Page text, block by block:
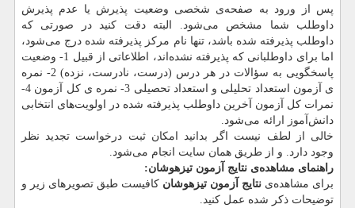
پس از ورود به صفحه‌ی شخصی وضعیت پذیرش یا عدم پذیرش
داوطلب شما مشخص می‌شود. البته دقت کنید در صورتی که
داوطلب پذیرفته شده باشد، تنها نام مرکز پذیرفته شده درج می‌شود،
اما برای داوطلبانی که پذیرفته نشده‌اند، اطلاعاتی از قبیل 1- وضعیت
پاسخگویی به سؤالات در هر درس (درست، نادرست، نزده) 2- نمره
ی آزمون استعداد تحلیلی و استعداد تحصیلی 3- نمره ی کل آزمون 4-
نمرات کل آزمون آخرین داوطلب پذیرفته شده در اولویت‌های انتخابی
دانش‌آموز ارائه می‌شود.
خالی از لطف نیست اگر بدانید امکان ثبت درخواست تجدید نظر
وجود دارد. و از طریق همان سایت انجام می‌شود.
راهنمای مشاهده‌ی نتایج آزمون تیزهوشان:
برای مشاهده‌ی نتایج آزمون تیزهوشان کافیست طبق تصویرهای زیر و
توضیحات ذکر شده عمل کنید.